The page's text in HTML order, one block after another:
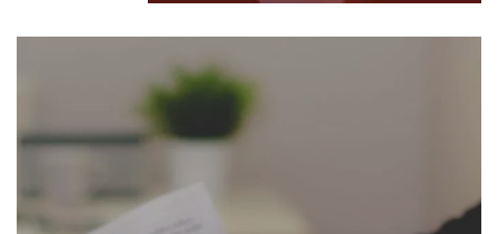
כנסים ואירועים
לכל העוסקים בתעשיית הסמיקונדקטור כולל מהנדסים,